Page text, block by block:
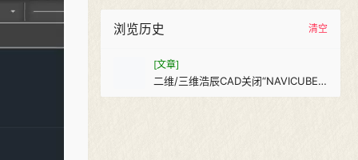
浏览历史 清空
[文章]
二维/三维浩辰CAD关闭“NAVICUBE”
视图导航工具